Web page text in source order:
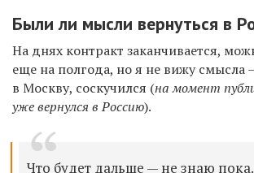
Были ли мысли вернуться в
На днях контракт заканчивается,
еще на полгода, но я не вижу смысла
в Москву, соскучился (на момент
уже вернулся в Россию).
Что будет дальше — не знаю